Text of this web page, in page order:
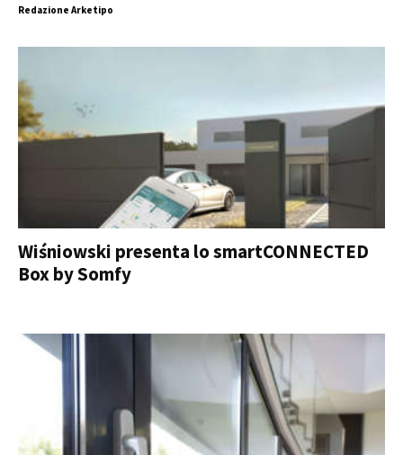
Redazione Arketipo
Wiśniowski presenta lo smartCONNECTED
Box by Somfy